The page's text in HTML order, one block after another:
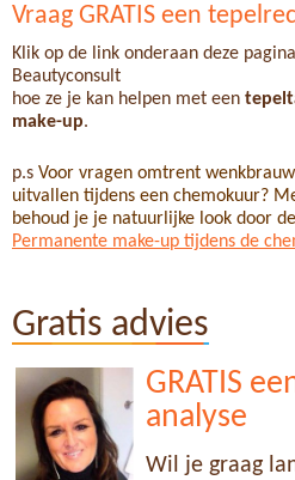
Vraag GRATIS een
Klik op de link onderaan deze
Beautyconsult
hoe ze je kan helpen met een
make-up.
p.s Voor vragen omtrent
uitvallen tijdens een chemokuur?
behoud je je natuurlijke look door
Permanente make-up tijdens de
Gratis advies
GRATIS
analyse
Wil je graag